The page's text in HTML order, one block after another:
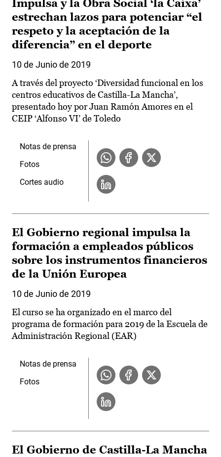
Impulsa y la Obra Social ‘la Caixa’
estrechan lazos para potenciar “el
respeto y la aceptación de la
diferencia” en el deporte
10 de Junio de 2019
A través del proyecto ‘Diversidad funcional en los
centros educativos de Castilla-La Mancha’,
presentado hoy por Juan Ramón Amores en el
CEIP ‘Alfonso VI’ de Toledo
Notas de prensa
Fotos
Cortes audio
El Gobierno regional impulsa la
formación a empleados públicos
sobre los instrumentos financieros
de la Unión Europea
10 de Junio de 2019
El curso se ha organizado en el marco del
programa de formación para 2019 de la Escuela de
Administración Regional (EAR)
Notas de prensa
Fotos
El Gobierno de Castilla-La Mancha